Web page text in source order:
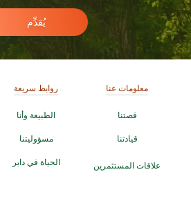
يُقدِّم
معلومات عنا
قصتنا
قيادتنا
علاقات المستثمرين
روابط سريعة
الطبيعة وأنا
مسؤوليتنا
الحياة في دابر